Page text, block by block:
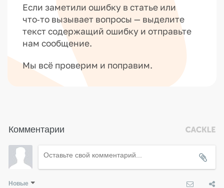
Если заметили ошибку в статье или
что‑то вызывает вопросы — выделите
текст содержащий ошибку и отправьте
нам сообщение.
Мы всё проверим и поправим.
Комментарии
Новые